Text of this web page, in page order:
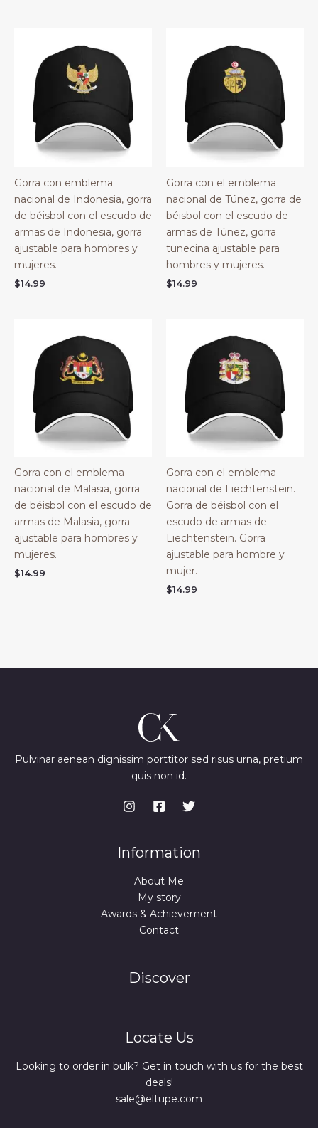
Gorra con emblema
nacional de Indonesia, gorra
de béisbol con el escudo de
armas de Indonesia, gorra
ajustable para hombres y
mujeres.
$14.99
Gorra con el emblema
nacional de Túnez, gorra de
béisbol con el escudo de
armas de Túnez, gorra
tunecina ajustable para
hombres y mujeres.
$14.99
Gorra con el emblema
nacional de Malasia, gorra
de béisbol con el escudo de
armas de Malasia, gorra
ajustable para hombres y
mujeres.
$14.99
Gorra con el emblema
nacional de Liechtenstein.
Gorra de béisbol con el
escudo de armas de
Liechtenstein. Gorra
ajustable para hombre y
mujer.
$14.99
Pulvinar aenean dignissim porttitor sed risus urna, pretium
quis non id.
Information
About Me
My story
Awards & Achievement
Contact
Discover
Locate Us
Looking to order in bulk? Get in touch with us for the best
deals!
sale@eltupe.com